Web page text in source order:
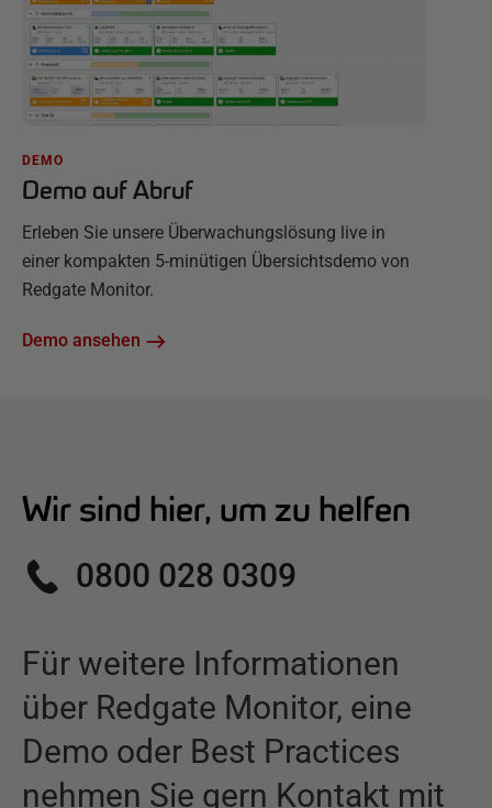
DEMO
Demo auf Abruf
Erleben Sie unsere Überwachungslösung live in
einer kompakten 5-minütigen Übersichtsdemo von
Redgate Monitor.
Demo ansehen
Wir sind hier, um zu helfen
0800 028 0309
Für weitere Informationen
über Redgate Monitor, eine
Demo oder Best Practices
nehmen Sie gern Kontakt mit